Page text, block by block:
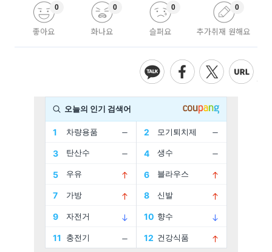
좋아요
0
화나요
0
슬퍼요
0
추가취재 원해요
0